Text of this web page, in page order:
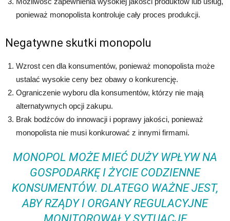
ponieważ monopolista kontroluje cały proces produkcji.
Negatywne skutki monopolu
Wzrost cen dla konsumentów, ponieważ monopolista może
ustalać wysokie ceny bez obawy o konkurencję.
Ograniczenie wyboru dla konsumentów, którzy nie mają
alternatywnych opcji zakupu.
Brak bodźców do innowacji i poprawy jakości, ponieważ
monopolista nie musi konkurować z innymi firmami.
MONOPOL MOŻE MIEĆ DUŻY WPŁYW NA
GOSPODARKĘ I ŻYCIE CODZIENNE
KONSUMENTÓW. DLATEGO WAŻNE JEST,
ABY RZĄDY I ORGANY REGULACYJNE